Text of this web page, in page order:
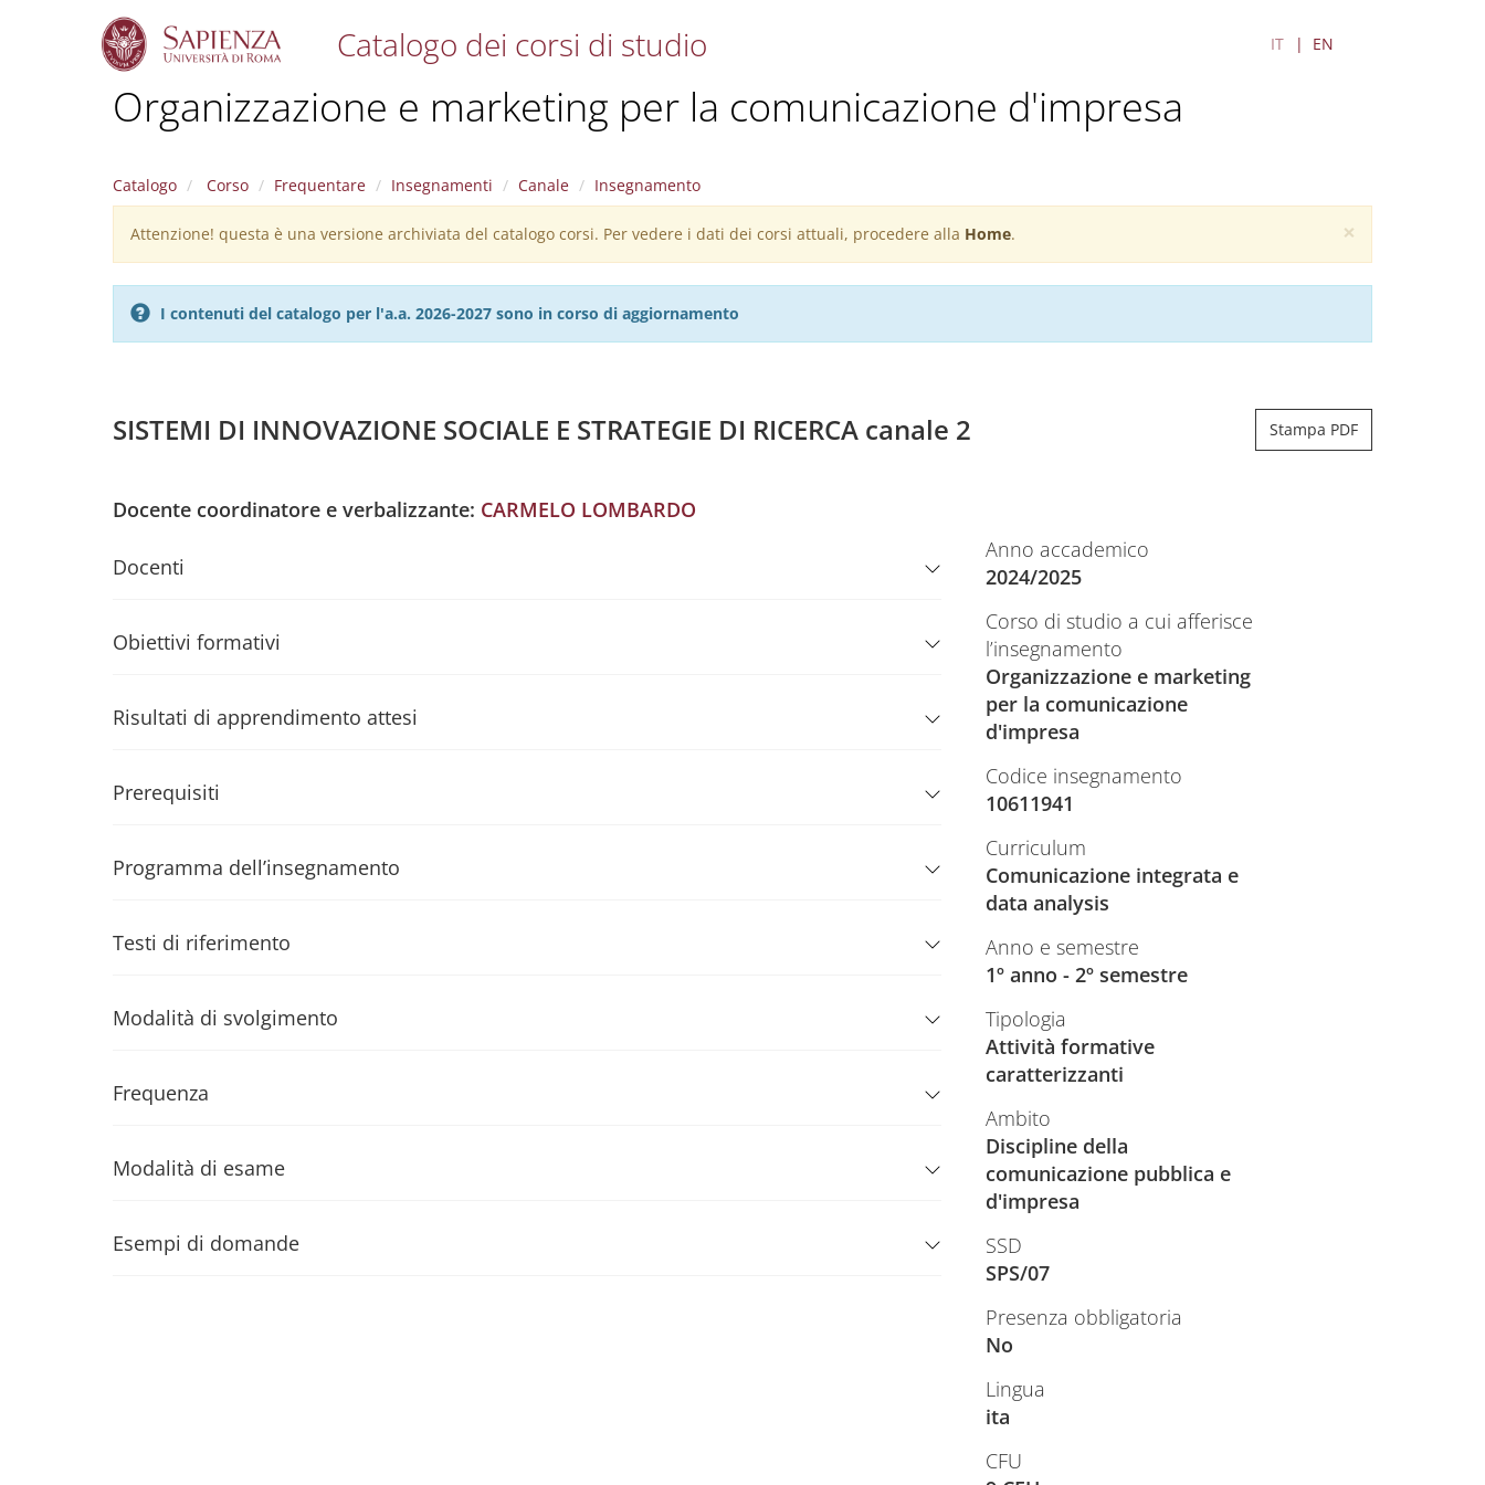
Catalogo dei corsi di studio IT EN
Organizzazione e marketing per la comunicazione d'impresa
Catalogo Corso Frequentare Insegnamenti Canale Insegnamento
×
Warning
message
Attenzione! questa è una versione archiviata del catalogo corsi. Per vedere i dati dei corsi attuali, procedere alla Home.
I contenuti del catalogo per l'a.a. 2026-2027 sono in corso di aggiornamento
SISTEMI DI INNOVAZIONE SOCIALE E STRATEGIE DI RICERCA canale 2 Stampa PDF
Docente coordinatore e verbalizzante: CARMELO LOMBARDO
Docenti
Obiettivi formativi
Risultati di apprendimento attesi
Prerequisiti
Programma dell’insegnamento
Testi di riferimento
Modalità di svolgimento
Frequenza
Modalità di esame
Esempi di domande
Anno accademico
2024/2025
Corso di studio a cui afferisce
l’insegnamento
Organizzazione e marketing
per la comunicazione
d'impresa
Codice insegnamento
10611941
Curriculum
Comunicazione integrata e
data analysis
Anno e semestre
1º anno - 2º semestre
Tipologia
Attività formative
caratterizzanti
Ambito
Discipline della
comunicazione pubblica e
d'impresa
SSD
SPS/07
Presenza obbligatoria
No
Lingua
ita
CFU